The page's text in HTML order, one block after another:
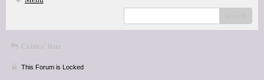
Critics' lists
This Forum is Locked